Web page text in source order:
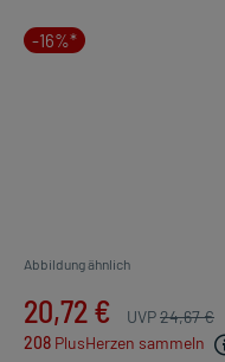
-16%*
Abbildung ähnlich
20,72 € UVP24,67 €
208 PlusHerzen sammeln